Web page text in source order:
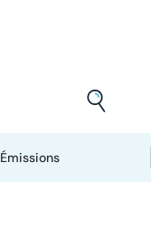
Émissions